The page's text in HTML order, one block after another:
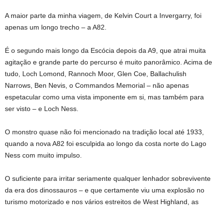
A maior parte da minha viagem, de Kelvin Court a Invergarry, foi
apenas um longo trecho – a A82.
É o segundo mais longo da Escócia depois da A9, que atrai muita
agitação e grande parte do percurso é muito panorâmico. Acima de
tudo, Loch Lomond, Rannoch Moor, Glen Coe, Ballachulish
Narrows, Ben Nevis, o Commandos Memorial – não apenas
espetacular como uma vista imponente em si, mas também para
ser visto – e Loch Ness.
O monstro quase não foi mencionado na tradição local até 1933,
quando a nova A82 foi esculpida ao longo da costa norte do Lago
Ness com muito impulso.
O suficiente para irritar seriamente qualquer lenhador sobrevivente
da era dos dinossauros – e que certamente viu uma explosão no
turismo motorizado e nos vários estreitos de West Highland, as